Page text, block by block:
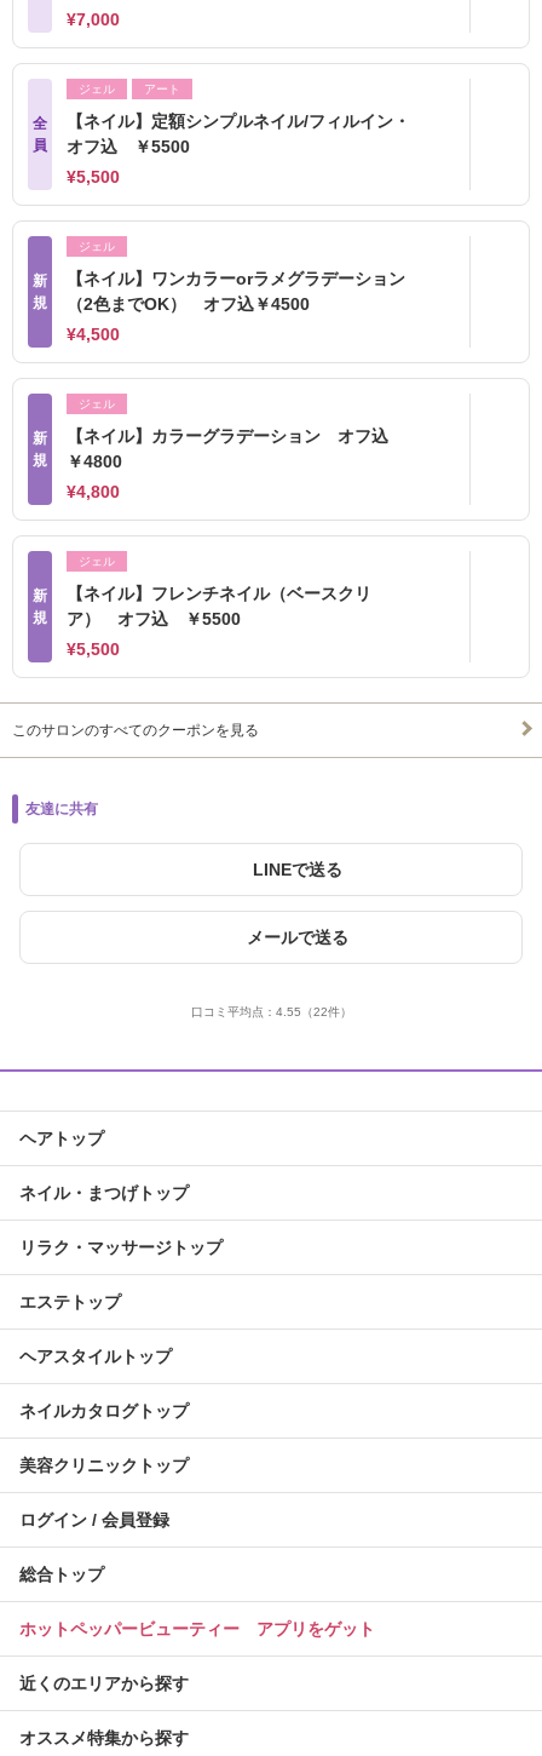
¥7,000
全
員
ジェル アート
【ネイル】定額シンプルネイル/フィルイン・
オフ込 ￥5500
¥5,500
新
規
ジェル
【ネイル】ワンカラーorラメグラデーション
（2色までOK） オフ込￥4500
¥4,500
新
規
ジェル
【ネイル】カラーグラデーション オフ込
￥4800
¥4,800
新
規
ジェル
【ネイル】フレンチネイル（ベースクリ
ア） オフ込 ￥5500
¥5,500
このサロンのすべてのクーポンを見る
友達に共有
LINEで送る
メールで送る
口コミ平均点： 4.55 （22件）
ヘアトップ
ネイル・まつげトップ
リラク・マッサージトップ
エステトップ
ヘアスタイルトップ
ネイルカタログトップ
美容クリニックトップ
ログイン / 会員登録
総合トップ
ホットペッパービューティー アプリをゲット
近くのエリアから探す
オススメ特集から探す